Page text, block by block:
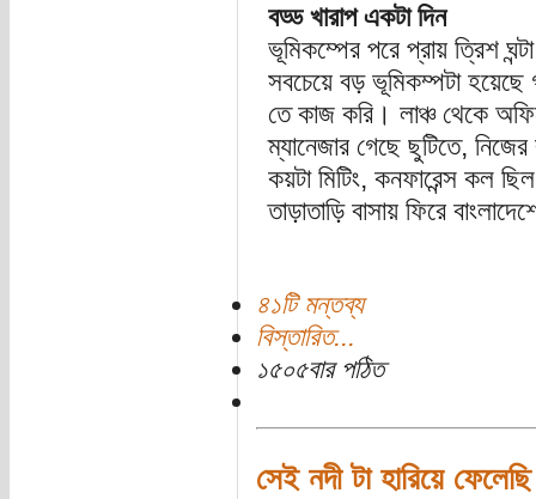
বড্ড খারাপ একটা দিন
ভূমিকম্পের পরে প্রায় ত্রিশ
সবচেয়ে বড় ভূমিকম্পটা
তে কাজ করি। লাঞ্চ থেকে
ম্যানেজার গেছে ছুটিতে, নিজের
কয়টা মিটিং, কনফারেন্স কল
তাড়াতাড়ি বাসায় ফিরে
৪১টি মন্তব্য
বিস্তারিত...
১৫০৫বার পঠিত
সেই নদী টা হারিয়ে ফেলেছি